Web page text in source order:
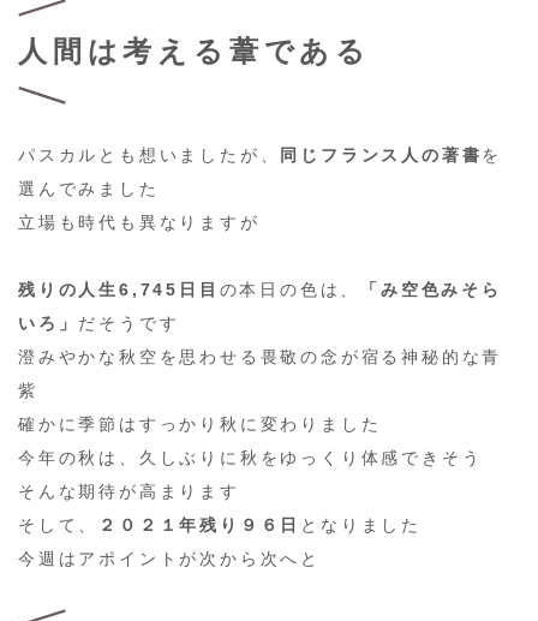
人間は考える葦である
パスカルとも想いましたが、 同じフランス人の著書を
選んでみました
立場も時代も異なりますが
残りの人生6,745日目 の本日の色は、
「み空色みそら
いろ」 だそうです
澄みやかな秋空を思わせる畏敬の念が宿る神秘的な青
紫
確かに季節はすっかり秋に変わりました
今年の秋は、久しぶりに秋をゆっくり体感できそう
そんな期待が高まります
そして、
２０２１年残り９６日 となりました
今週はアポイントが次から次へと